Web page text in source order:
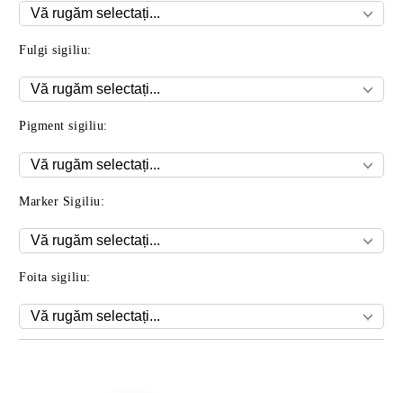
Fulgi sigiliu:
Pigment sigiliu:
Marker Sigiliu:
Foita sigiliu: